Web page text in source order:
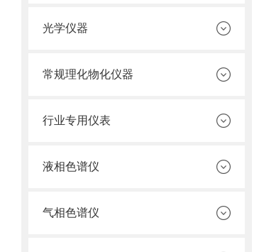
光学仪器
常规理化物化仪器
行业专用仪表
液相色谱仪
气相色谱仪